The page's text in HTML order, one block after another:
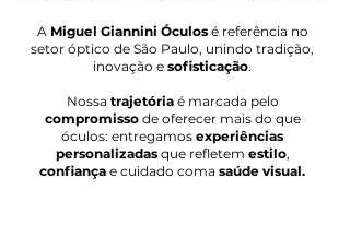
A Miguel Giannini Óculosé referência no
setor óptico de São Paulo, unindo tradição,
inovação e sofisticação.
Nossa trajetória é marcada pelo
compromisso de oferecer mais do que
óculos: entregamos experiências
personalizadas que refletem estilo,
confiança e cuidado coma saúde visual.